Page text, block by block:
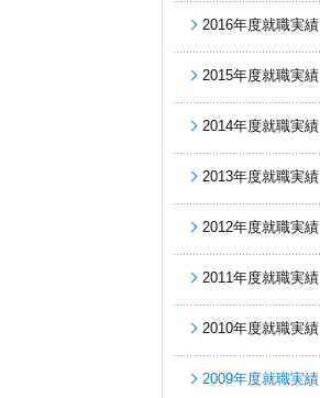
2016年度就職実績
2015年度就職実績
2014年度就職実績
2013年度就職実績
2012年度就職実績
2011年度就職実績
2010年度就職実績
2009年度就職実績